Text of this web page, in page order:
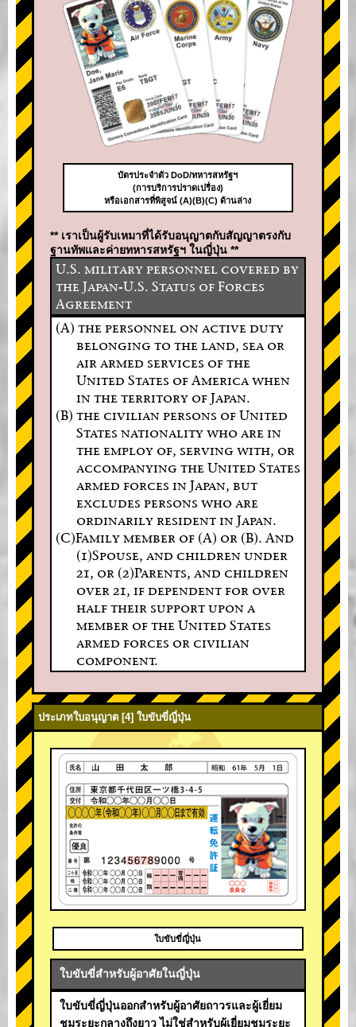
บัตรประจำตัว DoD/ทหารสหรัฐฯ
(การบริการปราดเปรื่อง)
หรือเอกสารที่พิสูจน์ (A)(B)(C) ด้านล่าง
** เราเป็นผู้รับเหมาที่ได้รับอนุญาตกับสัญญาตรงกับ
ฐานทัพและค่ายทหารสหรัฐฯ ในญี่ปุ่น **
U.S. military personnel covered by
the Japan-U.S. Status of Forces
Agreement
(A) the personnel on active duty
belonging to the land, sea or
air armed services of the
United States of America when
in the territory of Japan.
(B) the civilian persons of United
States nationality who are in
the employ of, serving with, or
accompanying the United States
armed forces in Japan, but
excludes persons who are
ordinarily resident in Japan.
(C)Family member of (A) or (B). And
(1)Spouse, and children under
21, or (2)Parents, and children
over 21, if dependent for over
half their support upon a
member of the United States
armed forces or civilian
component.
ประเภทใบอนุญาต [4] ใบขับขี่ญี่ปุ่น
ใบขับขี่ญี่ปุ่น
ใบขับขี่สำหรับผู้อาศัยในญี่ปุ่น
ใบขับขี่ญี่ปุ่นออกสำหรับผู้อาศัยถาวรและผู้เยี่ยม
ชมระยะกลางถึงยาว ไม่ใช่สำหรับผู้เยี่ยมชมระยะ